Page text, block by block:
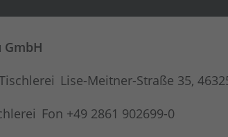
Lise-Meitner-Straße 35,
Fon +49 2861 902699-0